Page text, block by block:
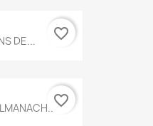
DE... favorite_border
favorite_border